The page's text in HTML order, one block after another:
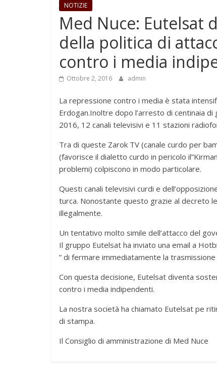
NOTIZIE
Med Nuce: Eutelsat
della politica di
contro i media
Ottobre 2, 2016 admin
La repressione contro i media è stata
Erdogan.Inoltre dopo l’arresto di centinaia
2016, 12 canali televisivi e 11 stazioni
Tra di queste Zarok TV (canale curdo per
(favorisce il dialetto curdo in pericolo
problemi) colpiscono in modo particolare.
Questi canali televisivi curdi e
turca. Nonostante questo grazie al decreto
illegalmente.
Un tentativo molto simile dell’attacco del
Il gruppo Eutelsat ha inviato una email a
” di fermare immediatamente la trasmissione
Con questa decisione, Eutelsat diventa
contro i media indipendenti.
La nostra società ha chiamato Eutelsat pe
di stampa.
Il Consiglio di amministrazione di Med Nuce